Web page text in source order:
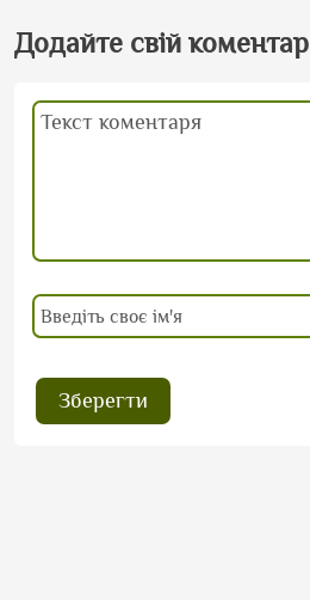
Додайте свій коментар